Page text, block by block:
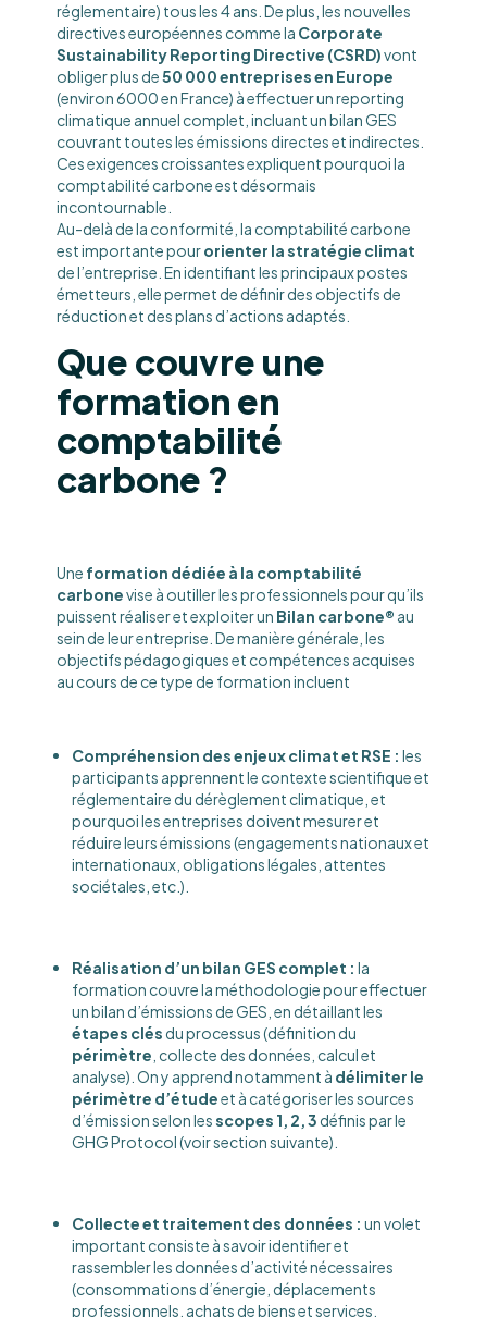
réglementaire) tous les 4 ans​. De plus, les nouvelles
directives européennes comme la Corporate
Sustainability Reporting Directive (CSRD)vont
obliger plus de50 000 entreprises en Europe
(environ 6000 en France) à effectuer un reporting
climatique annuel complet, incluant un bilan GES
couvrant toutes les émissions directes et indirectes​.
Ces exigences croissantes expliquent pourquoi la
comptabilité carbone est désormais
incontournable.
Au-delà de la conformité, la comptabilité carbone
est importante pourorienter la stratégie climat
de l’entreprise. En identifiant les principaux postes
émetteurs, elle permet de définir des objectifs de
réduction et des plans d’actions adaptés​.
Que couvre une
formation en
comptabilité
carbone ?
Une formation dédiée à la comptabilité
carbonevise à outiller les professionnels pour qu’ils
puissent réaliser et exploiter un Bilan carbone® au
sein de leur entreprise. De manière générale, les
objectifs pédagogiques et compétences acquises
au cours de ce type de formation incluent
Compréhension des enjeux climat et RSE : les
participants apprennent le contexte scientifique et
réglementaire du dérèglement climatique, et
pourquoi les entreprises doivent mesurer et
réduire leurs émissions (engagements nationaux et
internationaux, obligations légales, attentes
sociétales, etc.).
Réalisation d’un bilan GES complet : la
formation couvre la méthodologie pour effectuer
un bilan d’émissions de GES, en détaillant les
étapes clés du processus (définition du
périmètre , collecte des données, calcul et
analyse)​. On y apprend notamment à délimiter le
périmètre d’étudeet à catégoriser les sources
d’émission selon lesscopes 1, 2, 3 définis par le
GHG Protocol (voir section suivante).
Collecte et traitement des données : un volet
important consiste à savoir identifier et
rassembler les données d’activité nécessaires
(consommations d’énergie, déplacements
professionnels, achats de biens et services,